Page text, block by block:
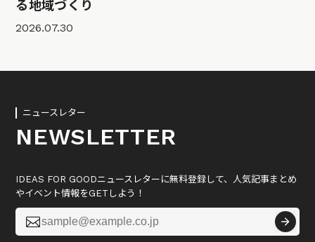
る地域づくり
2026.07.30
ニュースレター
NEWSLETTER
IDEAS FOR GOODニュースレターに無料登録して、人気記事まとめ
やイベント情報をGETしよう！
